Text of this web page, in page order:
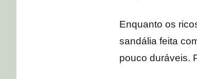
Enquanto os
sandália feita
pouco duráveis.